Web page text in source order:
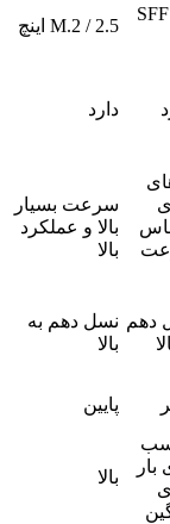
M.2 / 2.5 اینچ
دارد
سرعت بسیار
بالا و عملکرد
بالا
دهم نسل دهم به
بالا
پایین
بار
بالا